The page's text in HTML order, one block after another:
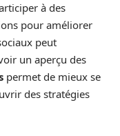
à des
pour améliorer
peut
un aperçu des
permet de mieux se
des stratégies